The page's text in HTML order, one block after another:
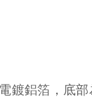
鍍鋁箔，底部